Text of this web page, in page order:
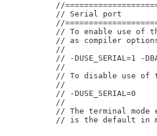
//
// Serial port
//
// To enable use of
// as compiler
//
// -DUSE_SERIAL=1 -
//
// To disable use of
//
// -DUSE_SERIAL=0
//
// The terminal mode
// is the default in